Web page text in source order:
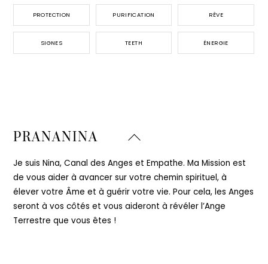
PROTECTION PURIFICATION RÊVE
SIGNES TEETH ÉNERGIE
Back
Top
PRANANINA
Je suis Nina, Canal des Anges et Empathe. Ma Mission est
de vous aider à avancer sur votre chemin spirituel, à
élever votre Âme et à guérir votre vie. Pour cela, les Anges
seront à vos côtés et vous aideront à révéler l’Ange
Terrestre que vous êtes !